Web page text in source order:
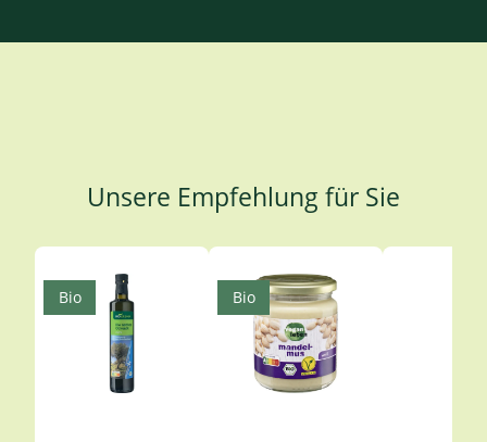
Unsere Empfehlung für Sie
Produktgalerie überspringen
Bio Bio